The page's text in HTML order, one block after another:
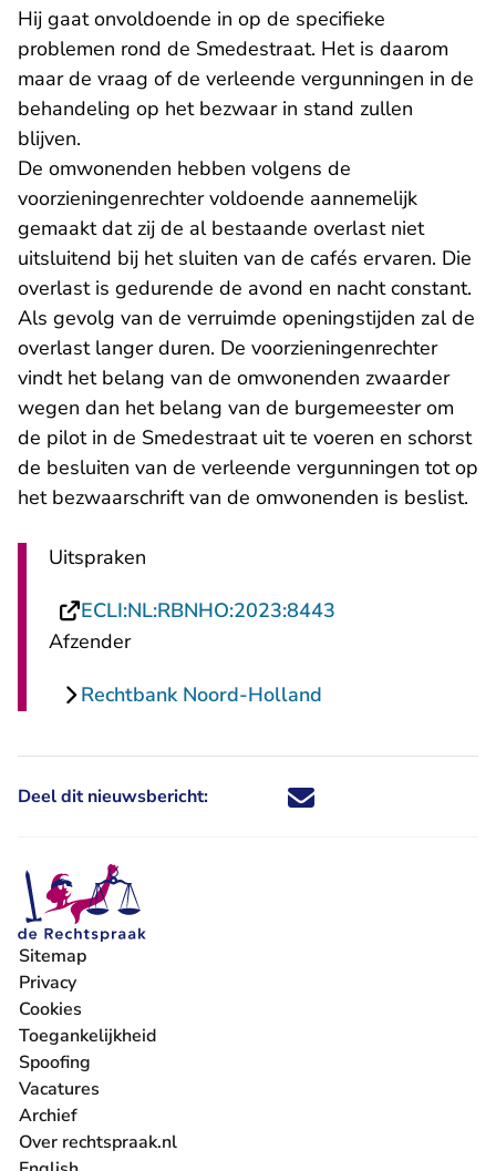
Hij gaat onvoldoende in op de specifieke
problemen rond de Smedestraat. Het is daarom
maar de vraag of de verleende vergunningen in de
behandeling op het bezwaar in stand zullen
blijven.
De omwonenden hebben volgens de
voorzieningenrechter voldoende aannemelijk
gemaakt dat zij de al bestaande overlast niet
uitsluitend bij het sluiten van de cafés ervaren. Die
overlast is gedurende de avond en nacht constant.
Als gevolg van de verruimde openingstijden zal de
overlast langer duren. De voorzieningenrechter
vindt het belang van de omwonenden zwaarder
wegen dan het belang van de burgemeester om
de pilot in de Smedestraat uit te voeren en schorst
de besluiten van de verleende vergunningen tot op
het bezwaarschrift van de omwonenden is beslist.
Uitspraken
ECLI:NL:RBNHO:2023:8443
Afzender
Rechtbank Noord-Holland
Deel dit nieuwsbericht: Deel dit nieuwsbericht via X -
Deel dit nieuwsbericht via
Deel dit nieuwsbericht
Deel dit
Sitemap
Privacy
Cookies
Toegankelijkheid
Spoofing
Vacatures
- U verlaat Rechtspraak.nl
Archief
Over rechtspraak.nl